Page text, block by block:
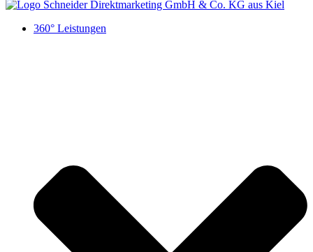
360° Leistungen